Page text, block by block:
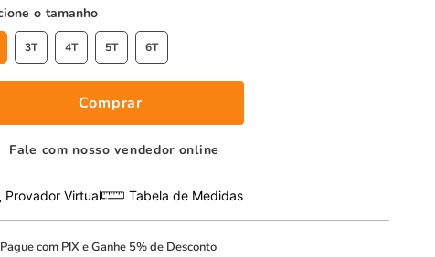
tamanho
3T 4T 5T 6T
Comprar
Fale com nosso vendedor online
Provador Virtual Tabela de Medidas
Pague com PIX eGanhe 5% de Desconto